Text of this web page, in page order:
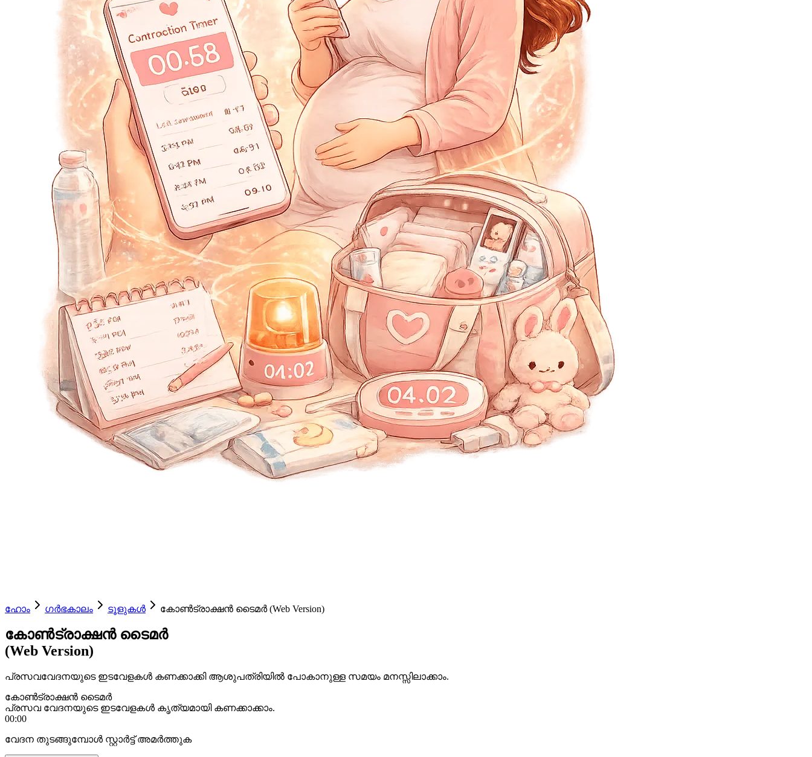
ഹോം ഗർഭകാലം ടൂളുകൾ കോൺട്രാക്ഷൻ ടൈമർ (Web Version)
കോൺട്രാക്ഷൻ ടൈമർ
(Web Version)
പ്രസവവേദനയുടെ ഇടവേളകൾ കണക്കാക്കി ആശുപത്രിയിൽ പോകാനുള്ള സമയം മനസ്സിലാക്കാം.
കോൺട്രാക്ഷൻ ടൈമർ
പ്രസവ വേദനയുടെ ഇടവേളകൾ കൃത്യമായി കണക്കാക്കാം.
00:00
വേദന തുടങ്ങുമ്പോൾ സ്റ്റാർട്ട് അമർത്തുക